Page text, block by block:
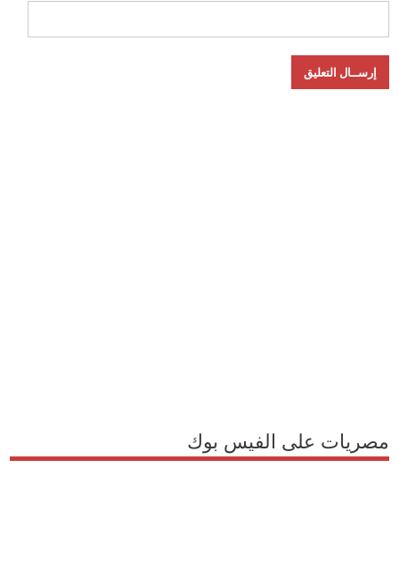
مصريات على الفيس بوك